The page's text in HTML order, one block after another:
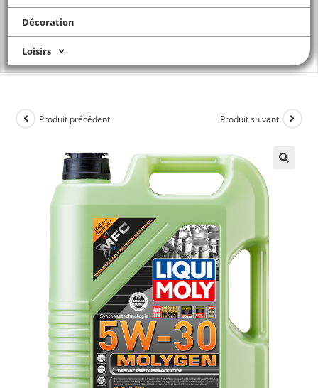
Décoration
Loisirs
Produit précédent Produit suivant